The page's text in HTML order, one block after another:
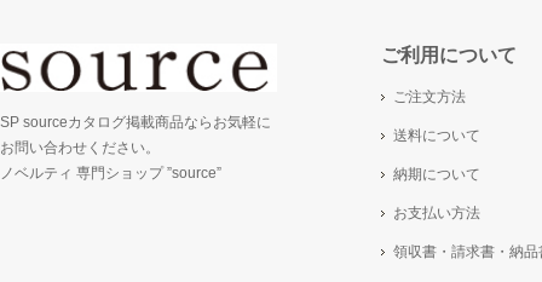
SP sourceカタログ掲載商品ならお気軽に
お問い合わせください。
ノベルティ 専門ショップ ”source”
ご利用について
ご注文方法
送料について
納期について
お支払い方法
領収書・請求書・納